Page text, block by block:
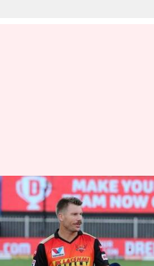
MI बनाम SRH:
किया बल्लेबाजी
प्लेइंग इलेवन
लेखन अंकित पसबोला Apr 17, 2021 07:11